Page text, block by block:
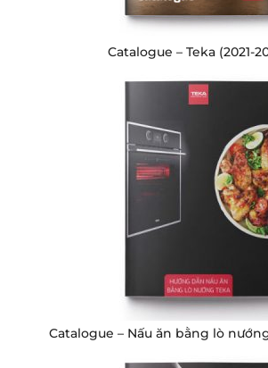
Catalogue – Teka (2021-
Catalogue – Nấu ăn bằng lò